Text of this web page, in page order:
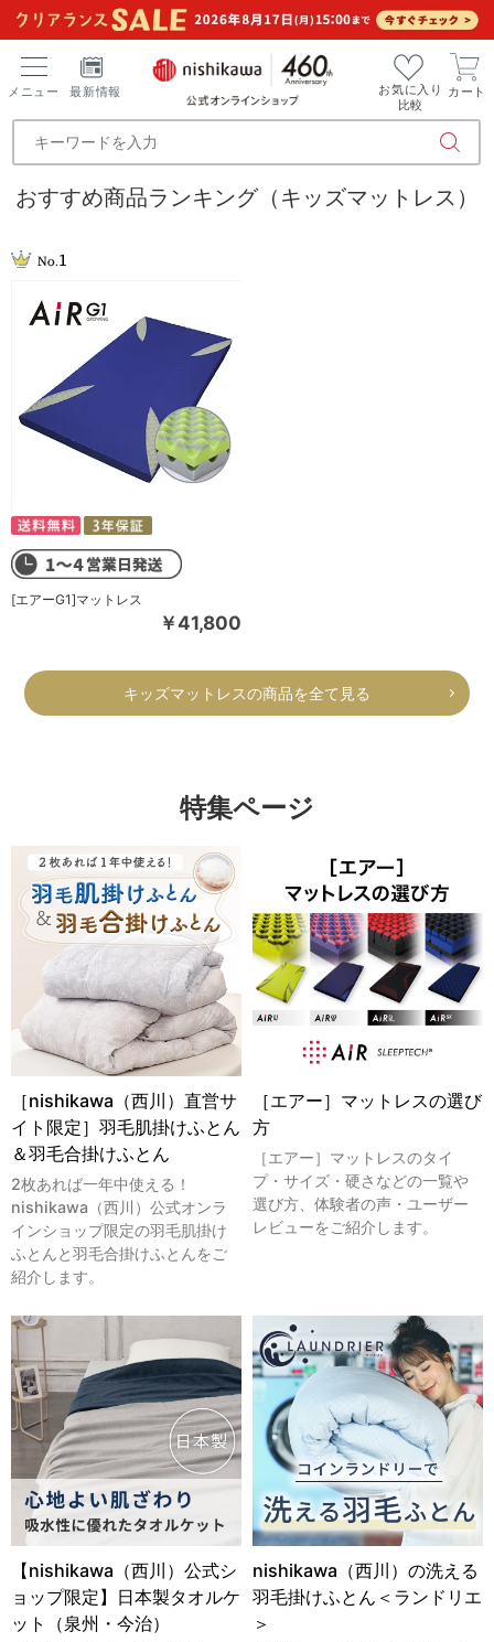
メニュー 最新情報
お気に入り
比較
カート
おすすめ商品ランキング（キッズマットレス）
[エアーG1]マットレス
￥41,800
キッズマットレスの商品を全て見る
特集ページ
［nishikawa（西川）直営サ
イト限定］羽毛肌掛けふとん
＆羽毛合掛けふとん
2枚あれば一年中使える！
nishikawa（西川）公式オンラ
インショップ限定の羽毛肌掛け
ふとんと羽毛合掛けふとんをご
紹介します。
［エアー］マットレスの選び
方
［エアー］マットレスのタイ
プ・サイズ・硬さなどの一覧や
選び方、体験者の声・ユーザー
レビューをご紹介します。
【nishikawa（西川）公式シ
ョップ限定】日本製タオルケ
ット（泉州・今治）
nishikawa（西川）の洗える
羽毛掛けふとん＜ランドリエ
＞